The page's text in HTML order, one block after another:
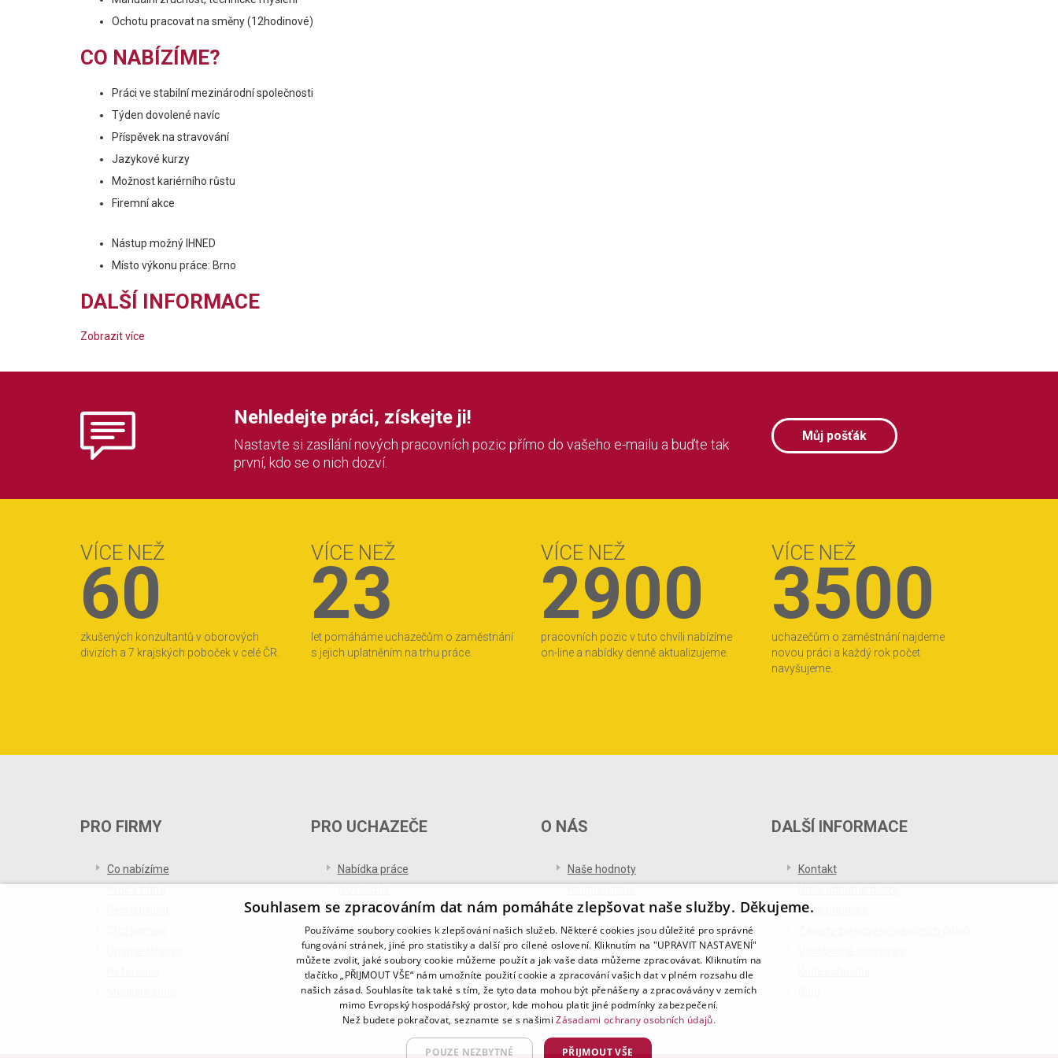
Ochotu pracovat na směny (12hodinové)
CO NABÍZÍME?
Práci ve stabilní mezinárodní společnosti
Týden dovolené navíc
Příspěvek na stravování
Jazykové kurzy
Možnost kariérního růstu
Firemní akce
Nástup možný IHNED
Místo výkonu práce: Brno
DALŠÍ INFORMACE
Zobrazit více
Nehledejte práci, získejte ji!
Nastavte si zasílání nových pracovních pozic přímo do vašeho e-mailu a buďte tak
první, kdo se o nich dozví.
Můj pošťák
VÍCE NEŽ
60
zkušených konzultantů v oborových
divizích a 7 krajských poboček v celé ČR.
VÍCE NEŽ
23
let pomáháme uchazečům o zaměstnání
s jejich uplatněním na trhu práce.
VÍCE NEŽ
2900
pracovních pozic v tuto chvíli nabízíme
on-line a nabídky denně aktualizujeme.
VÍCE NEŽ
3500
uchazečům o zaměstnání najdeme
novou práci a každý rok počet
navyšujeme.
PRO FIRMY
Co nabízíme
PRO UCHAZEČE
Nabídka práce
Reference od uchazečů
Blog pro uchazeče
O NÁS
Naše hodnoty
Ocenění
Partnerství
Digitalizace
DALŠÍ INFORMACE
Kontakt
Naše pobočky
Souhlasem se zpracováním dat nám pomáháte zlepšovat naše služby. Děkujeme.
Používáme soubory cookies k zlepšování našich služeb. Některé cookies jsou důležité pro správné
fungování stránek, jiné pro statistiky a další pro cílené oslovení. Kliknutím na "UPRAVIT NASTAVENÍ"
můžete zvolit, jaké soubory cookie můžeme použít a jak vaše data můžeme zpracovávat. Kliknutím na
tlačítko „PŘIJMOUT VŠE“ nám umožníte použití cookie a zpracování vašich dat v plném rozsahu dle
našich zásad. Souhlasíte tak také s tím, že tyto data mohou být přenášeny a zpracovávány v zemích
mimo Evropský hospodářský prostor, kde mohou platit jiné podmínky zabezpečení.
Než budete pokračovat, seznamte se s našimiZásadami ochrany osobních údajů.
PŘIJMOUT VŠE
POUZE NEZBYTNÉ